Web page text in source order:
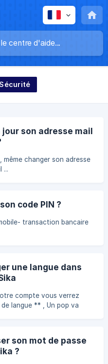
son adresse mail
changer son adresse
...
code PIN ?
transaction bancaire
une langue dans
compte vous verrez
langue ** , Un pop va
! Aurevoir et à bientôt
astuces !! ![](htt
son mot de passe
?